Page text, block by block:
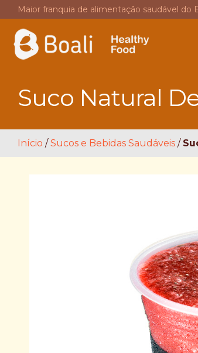
Maior franquia de alimentação saudável do
Suco Natural
Início /Sucos e Bebidas Saudáveis /